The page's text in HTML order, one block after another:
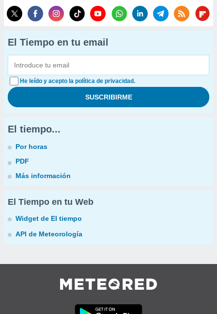
El Tiempo en tu email
He leído y acepto la política de privacidad.
El tiempo...
Por horas
PDF
Más información
El Tiempo en tu Web
Widget de El tiempo
API de Meteorología